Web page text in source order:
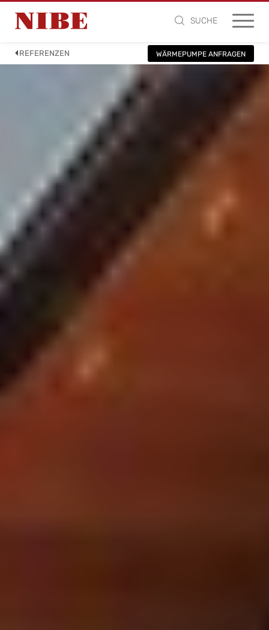
SUCHE
REFERENZEN WÄRMEPUMPE ANFRAGEN